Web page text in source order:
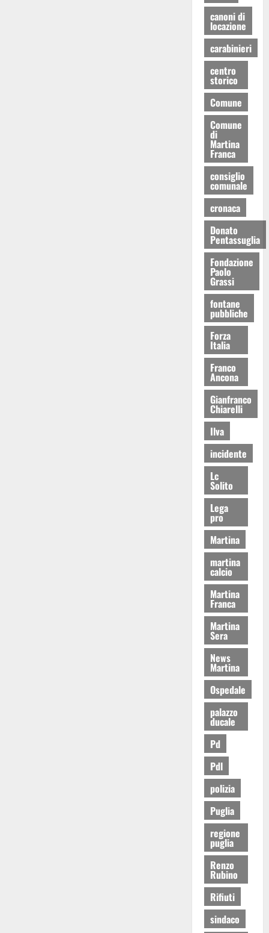
canoni di
locazione
carabinieri
centro
storico
Comune
Comune
di
Martina
Franca
consiglio
comunale
cronaca
Donato
Pentassuglia
Fondazione
Paolo
Grassi
fontane
pubbliche
Forza
Italia
Franco
Ancona
Gianfranco
Chiarelli
Ilva
incidente
Lc
Solito
Lega
pro
Martina
martina
calcio
Martina
Franca
Martina
Sera
News
Martina
Ospedale
palazzo
ducale
Pd
Pdl
polizia
Puglia
regione
puglia
Renzo
Rubino
Rifiuti
sindaco